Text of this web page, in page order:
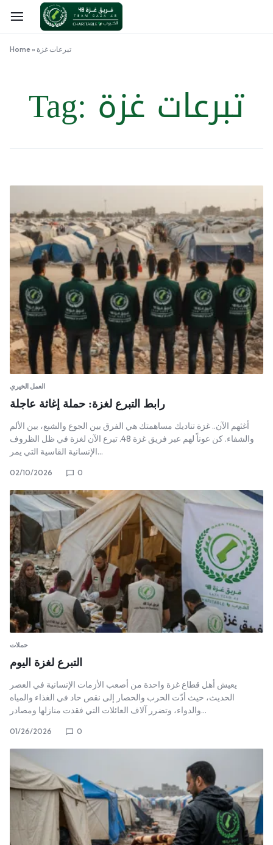
Home» تبرعات غزة
Tag: تبرعات غزة
العمل الخيري
رابط التبرع لغزة: حملة إغاثة عاجلة
أغثهم الآن.. غزة تناديك مساهمتك هي الفرق بين الجوع والشبع، بين الألم
والشفاء. كن عوناً لهم عبر فريق غزة 48. تبرع الآن لغزة في ظل الظروف
الإنسانية القاسية التي يمر…
02/10/2026 0
حملات
التبرع لغزة اليوم
يعيش أهل قطاع غزة واحدة من أصعب الأزمات الإنسانية في العصر
الحديث، حيث أدّت الحرب والحصار إلى نقص حاد في الغذاء والمياه
والدواء، وتضرر آلاف العائلات التي فقدت منازلها ومصادر…
01/26/2026 0